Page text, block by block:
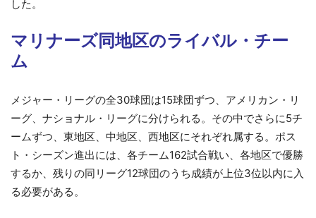
した。
マリナーズ同地区のライバル・チー
ム
メジャー・リーグの全30球団は15球団ずつ、アメリカン・リ
ーグ、ナショナル・リーグに分けられる。その中でさらに5チ
ームずつ、東地区、中地区、西地区にそれぞれ属する。ポス
ト・シーズン進出には、各チーム162試合戦い、各地区で優勝
するか、残りの同リーグ12球団のうち成績が上位3位以内に入
る必要がある。